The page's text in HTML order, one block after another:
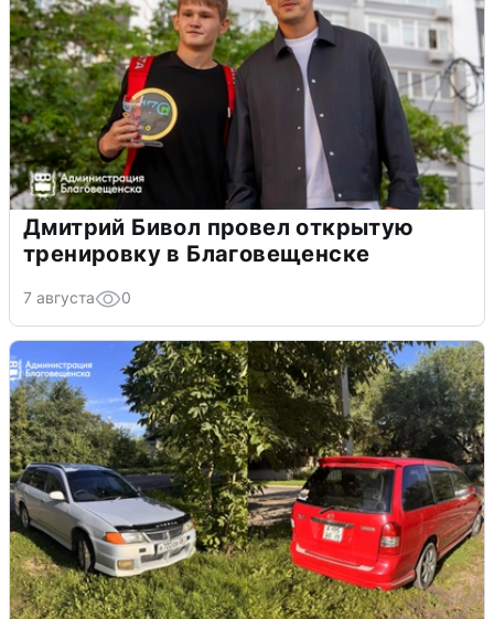
Дмитрий Бивол провел открытую
тренировку в Благовещенске
7 августа 0